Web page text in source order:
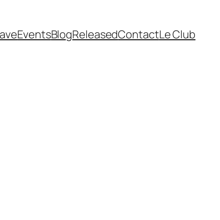
EventsBlogReleasedContactLe Club